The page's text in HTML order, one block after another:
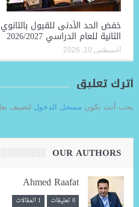
خفض الحد الأدنى للقبول
الثانية للعام الدراسي 2026/2027
أغسطس 10, 2026
أترك تعليق
يجب أنت تكون مسجل الدخول لتضيف
OUR AUTHORS
Ahmed Raafat
0 تعليقات 1 المقالات